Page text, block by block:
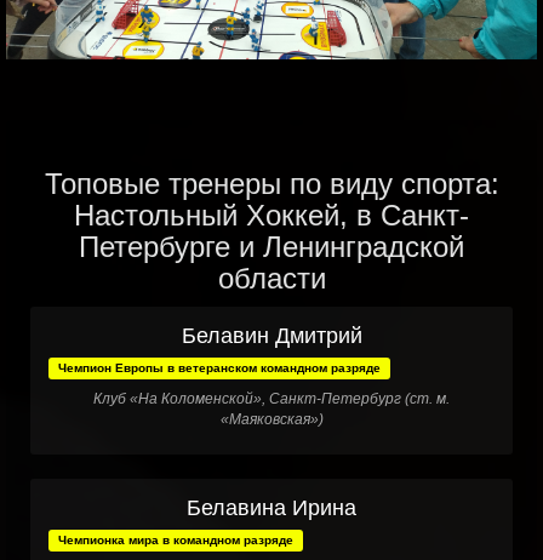
Топовые тренеры по виду спорта:
Настольный Хоккей, в Санкт-
Петербурге и Ленинградской
области
Белавин Дмитрий
Чемпион Европы в ветеранском командном разряде
Клуб «На Коломенской», Санкт-Петербург (ст. м.
«Маяковская»)
Белавина Ирина
Чемпионка мира в командном разряде